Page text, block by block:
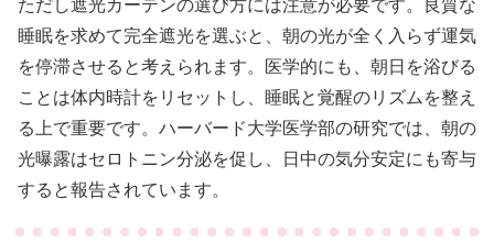
ただし遮光カーテンの選び方には注意が必要です。良質な
睡眠を求めて完全遮光を選ぶと、朝の光が全く入らず運気
を停滞させると考えられます。医学的にも、朝日を浴びる
ことは体内時計をリセットし、睡眠と覚醒のリズムを整え
る上で重要です。ハーバード大学医学部の研究では、朝の
光曝露はセロトニン分泌を促し、日中の気分安定にも寄与
すると報告されています。